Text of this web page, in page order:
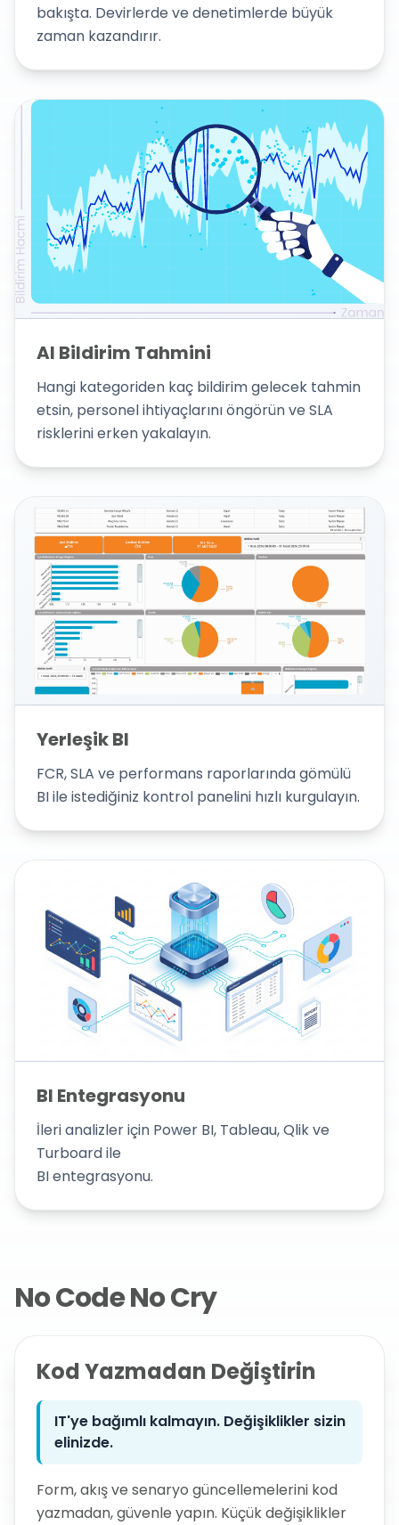
bakışta. Devirlerde ve denetimlerde büyük
zaman kazandırır.
AI Bildirim Tahmini
Hangi kategoriden kaç bildirim gelecek tahmin
etsin, personel ihtiyaçlarını öngörün ve SLA
risklerini erken yakalayın.
Yerleşik BI
FCR, SLA ve performans raporlarında gömülü
BI ile istediğiniz kontrol panelini hızlı kurgulayın.
BI Entegrasyonu
İleri analizler için Power BI, Tableau, Qlik ve
Turboard ile
BI entegrasyonu.
No Code No Cry
Kod Yazmadan Değiştirin
IT'ye bağımlı kalmayın. Değişiklikler sizin
elinizde.
Form, akış ve senaryo güncellemelerini kod
yazmadan, güvenle yapın. Küçük değişiklikler